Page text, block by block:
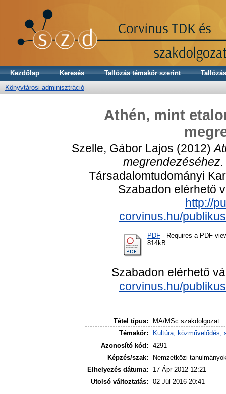
Kezdőlap Keresés Tallózás témakör szerint
Könyvtárosi adminisztráció
Athén, mint
Szelle, Gábor Lajos (2012)
megrendezéséhez.
Társadalomtudományi
Szabadon elérhető
http://
corvinus.hu/
PDF - Requires a PDF
814kB
Szabadon elérhető
corvinus.hu/
Tétel típus:
MA/MSc szakdolgozat
Témakör:
Kultúra, közművelődés,
Azonosító kód:
4291
Képzés/szak:
Nemzetközi
Elhelyezés dátuma:
17 Ápr 2012 12:21
Utolsó változtatás:
02 Júl 2016 20:41